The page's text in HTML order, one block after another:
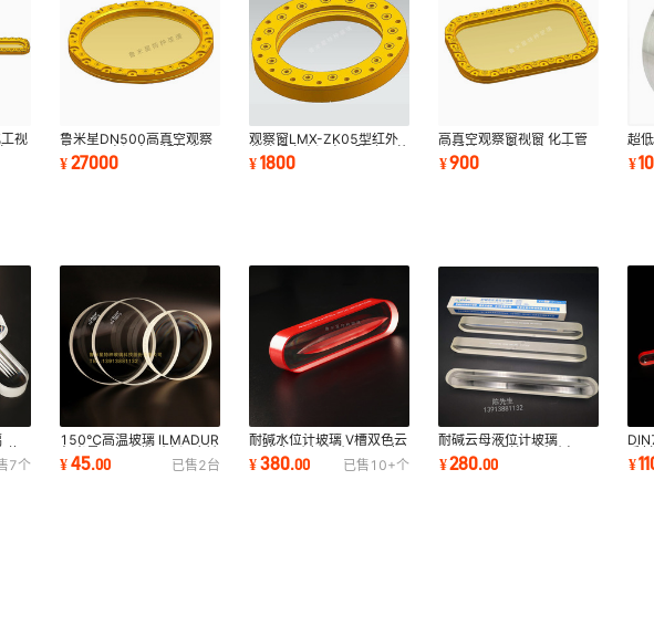
视
鲁米星DN500高真空观察
窗ZK04高温高压视镜窗口
设备专用耐高温
¥27000
观察窗LMX-ZK05型红外
紫外视窗高温高压玻璃石英
视镜高温耐压
¥1800
高真空观察窗视窗 化工管
道视镜 高压玻璃片五金工
具配件螺纹
¥900
超
窗
英
¥
位
7个
150℃高温玻璃 ILMADUR
鲁米星厂家直供耐高温腐蚀
玻璃片规格齐全
¥45.00 已售2台
耐碱水位计玻璃 V槽双色云
母玻璃 耐腐蚀耐压云母液
位计玻璃厂家
¥380.00 已售 10+个
耐碱云母液位计玻璃
JC/T891锅炉平板耐高压
水位计平面开槽玻璃板
¥280.00
反
色
¥